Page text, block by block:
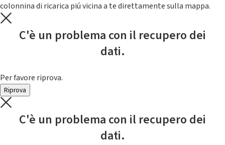
colonnina di ricarica piú vicina a te direttamente sulla mappa.
C'è un problema con il recupero dei
dati.
Per favore riprova.
Riprova
C'è un problema con il recupero dei
dati.